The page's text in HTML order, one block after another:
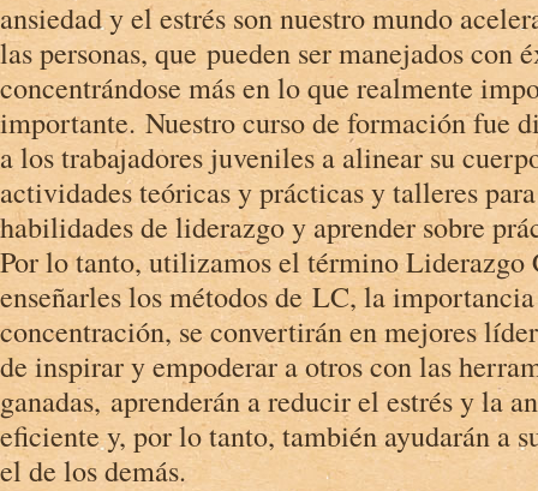
ansiedad y el estrés son nuestro mundo
las personas, que pueden ser manejados con
concentrándose más en lo que realmente
importante. Nuestro curso de formación fue
a los trabajadores juveniles a alinear su
actividades teóricas y prácticas y talleres
habilidades de liderazgo y aprender sobre
Por lo tanto, utilizamos el término
enseñarles los métodos de LC, la
concentración, se convertirán en mejores
de inspirar y empoderar a otros con las
ganadas, aprenderán a reducir el estrés y la
eficiente y, por lo tanto, también ayudarán a
el de los demás.